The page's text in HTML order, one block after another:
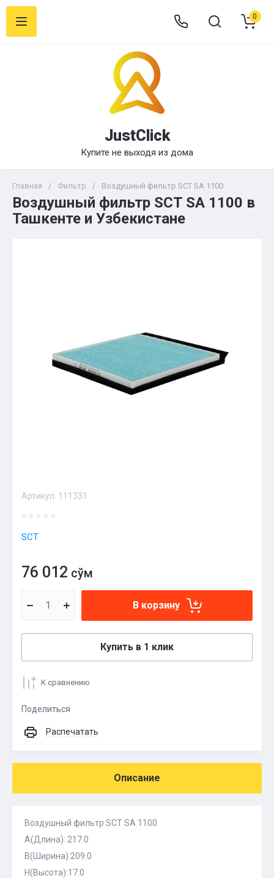
JustClick
Купите не выходя из дома
0
Главная / Фильтр / Воздушный фильтр SCT SA 1100
Воздушный фильтр SCT SA 1100 в
Ташкенте и Узбекистане
Артикул: 111331
SCT
76 012 сўм
В корзину
Купить в 1 клик
К сравнению
Поделиться
Распечатать
Описание
Воздушный фильтр SCT SA 1100
A(Длина): 217.0
B(Ширина):209.0
H(Высота):17.0